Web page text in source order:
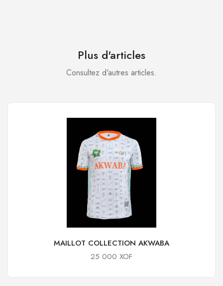
Plus d'articles
Consultez d'autres articles.
MAILLOT COLLECTION AKWABA
25 000 XOF